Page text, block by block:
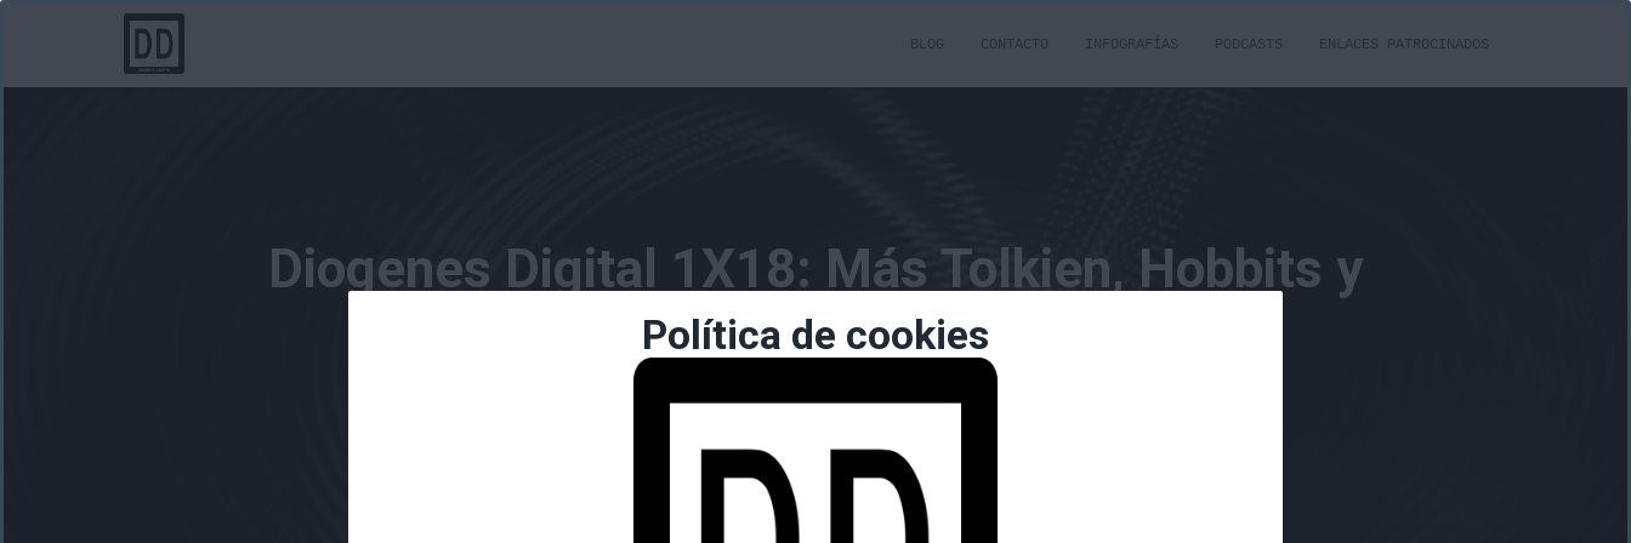
BLOG CONTACTO INFOGRAFÍAS PODCASTS ENLACES PATROCINADOS
Diogenes Digital 1X18: Más Tolkien, Hobbits y
Anillos.
Publicado porborrachuzoel23/05/2014
Política de cookies